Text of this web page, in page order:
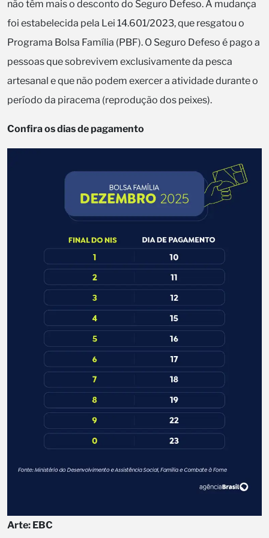
não têm mais o desconto do Seguro Defeso. A mudança
foi estabelecida pela Lei 14.601/2023, que resgatou o
Programa Bolsa Família (PBF). O Seguro Defeso é pago a
pessoas que sobrevivem exclusivamente da pesca
artesanal e que não podem exercer a atividade durante o
período da piracema (reprodução dos peixes).
Confira os dias de pagamento
Arte: EBC